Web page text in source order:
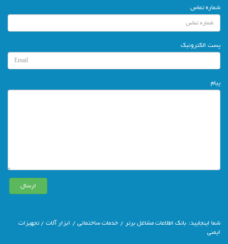
شماره تماس
پست الکترونیک
پیام
شما اينجاييد: بانك اطلاعات مشاغل برتر / خدمات ساختمانی / ابزار آلات / تجهیزات
ایمنی